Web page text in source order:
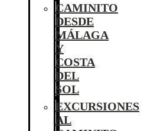
CAMINITO
DESDE
MÁLAGA
Y
COSTA
DEL
SOL
EXCURSIONES
AL